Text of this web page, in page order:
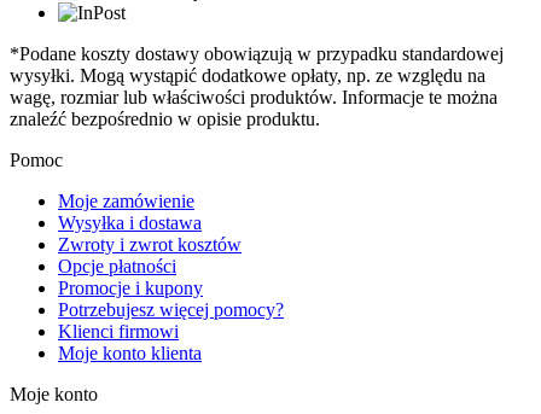
*Podane koszty dostawy obowiązują w przypadku standardowej
wysyłki. Mogą wystąpić dodatkowe opłaty, np. ze względu na
wagę, rozmiar lub właściwości produktów. Informacje te można
znaleźć bezpośrednio w opisie produktu.
Pomoc
Moje zamówienie
Wysyłka i dostawa
Zwroty i zwrot kosztów
Opcje płatności
Promocje i kupony
Potrzebujesz więcej pomocy?
Klienci firmowi
Moje konto klienta
Moje konto